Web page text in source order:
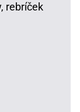
rebríček